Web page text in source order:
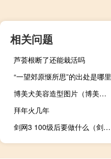
相关问题
芦荟根断了还能栽活吗
“一望郊原惬所思”的出处是哪里
博美犬美容造型图片（博美犬美容过程简介）
拜年火几年
剑网3 100级后要做什么（剑网3 真凶）